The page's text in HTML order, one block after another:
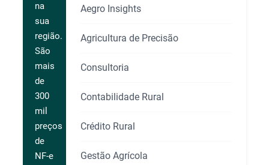
na
sua
região.
São
mais
de
300
mil
preços
de
NF-e
Aegro Insights
Agricultura de Precisão
Consultoria
Contabilidade Rural
Crédito Rural
Gestão Agrícola